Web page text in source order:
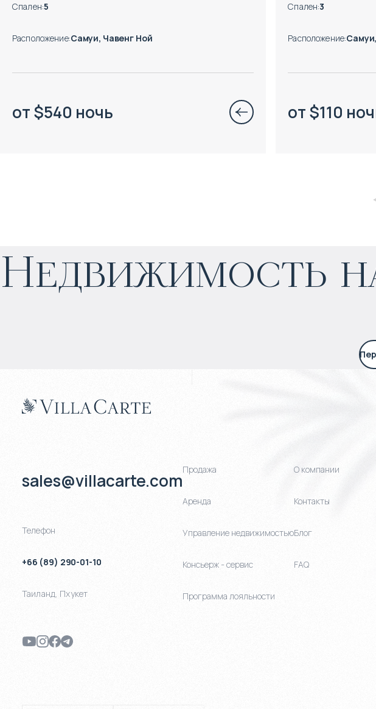
Спален:5
Расположение:Самуи, Чавенг Ной
от$540 ночь
Спален:3
Расположение:
от$110
Недвижимость
Прогнозируемый доход
6% годовых 5% годовых
sales@villacarte.com
Телефон
+66 (89) 290-01-10
Таиланд, Пхукет
Продажа
Аренда
Управление недвижимостью
Консьерж - сервис
Программа лояльности
О компании
Контакты
Блог
FAQ